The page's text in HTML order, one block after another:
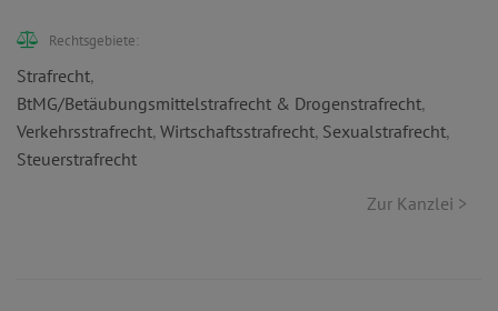
Rechtsgebiete:
Strafrecht,
BtMG/Betäubungsmittelstrafrecht & Drogenstrafrecht,
Verkehrsstrafrecht, Wirtschaftsstrafrecht, Sexualstrafrecht,
Steuerstrafrecht
Zur Kanzlei >